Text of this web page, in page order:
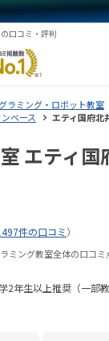
口コミ・評判
ラミング・ロボット教室
ベース エティ国府北
エティ
件の口コミ）
ミング教室全体の口コミ
生以上推奨（一部教